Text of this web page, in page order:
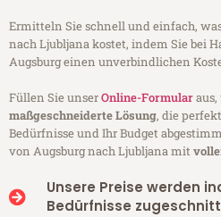
Ermitteln Sie schnell und einfach,
nach Ljubljana kostet, indem Sie bei
Augsburg einen unverbindlichen
Füllen Sie unserOnline-Formular
maßgeschneiderte Lösung, die
Bedürfnisse und Ihr Budget
von Augsburg nach Ljubljana mit
Unsere Preise werden
Bedürfnisse